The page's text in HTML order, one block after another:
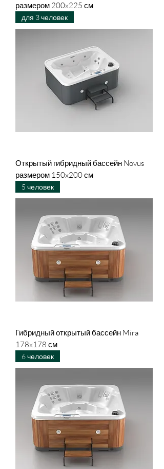
размером 200x225 см
для 3 человек
Открытый гибридный бассейн Novus
размером 150x200 см
5 человек
Гибридный открытый бассейн Mira
178x178 см
6 человек